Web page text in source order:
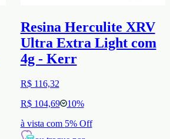
Resina Herculite XRV
Ultra Extra Light com
4g - Kerr
R$ 116,32
R$ 104,69
10%
à vista com 5% Off